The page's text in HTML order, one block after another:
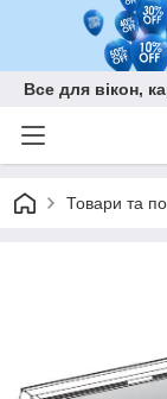
Все для вікон,
Товари та